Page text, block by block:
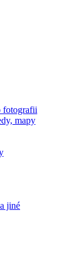
fotografii
mapy
jiné